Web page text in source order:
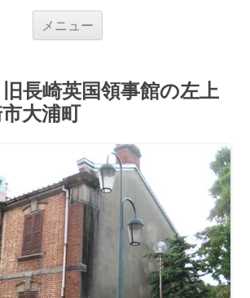
メニュー
ス
キ
長崎英国領事館の左上
大浦町